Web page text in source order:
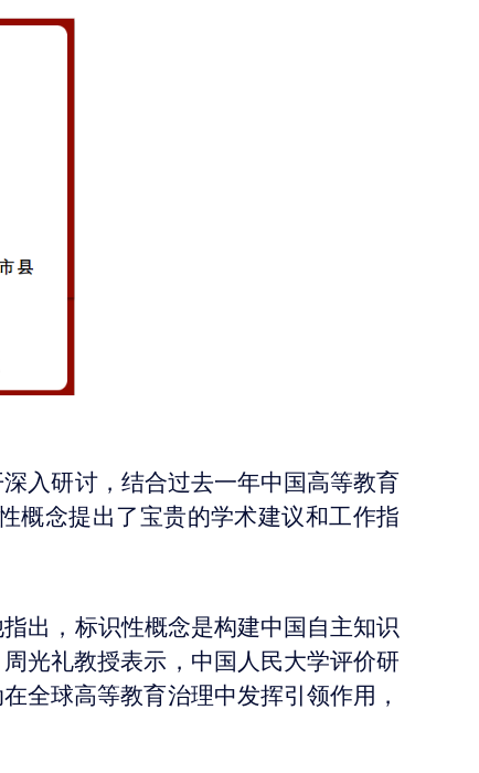
入研讨，结合过去一年中国高等教育
概念提出了宝贵的学术建议和工作指
出，标识性概念是构建中国自主知识
光礼教授表示，中国人民大学评价研
全球高等教育治理中发挥引领作用，